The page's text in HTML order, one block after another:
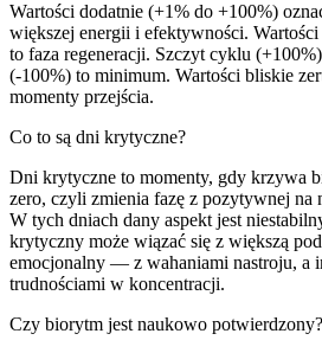
Wartości dodatnie (+1% do +100%)
większej energii i efektywności.
to faza regeneracji. Szczyt cyklu
(-100%) to minimum. Wartości bliskie
momenty przejścia.
Co to są dni krytyczne?
Dni krytyczne to momenty, gdy krzywa
zero, czyli zmienia fazę z pozytywnej na
W tych dniach dany aspekt jest
krytyczny może wiązać się z większą
emocjonalny — z wahaniami nastroju, a
trudnościami w koncentracji.
Czy biorytm jest naukowo potwierdzony?